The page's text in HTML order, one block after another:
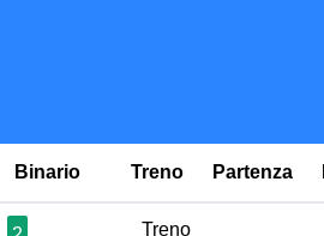
Binario Treno Partenza
Treno